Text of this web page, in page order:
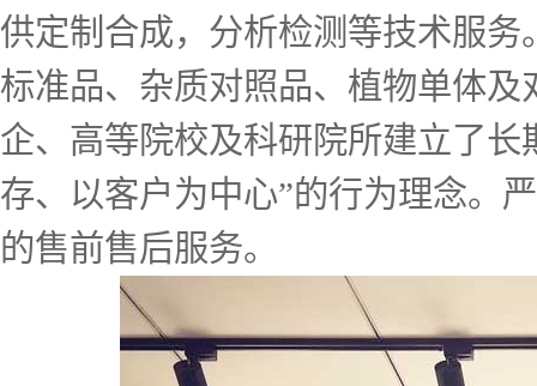
供定制合成，分析检测等技术服务
标准品、杂质对照品、植物单体
企、高等院校及科研院所建立了
存、以客户为中心”的行为理念。
的售前售后服务。